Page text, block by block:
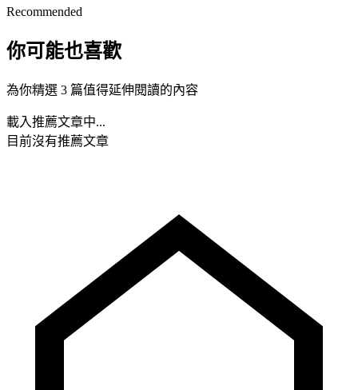
Recommended
你可能也喜歡
為你精選 3 篇值得延伸閱讀的內容
載入推薦文章中...
目前沒有推薦文章